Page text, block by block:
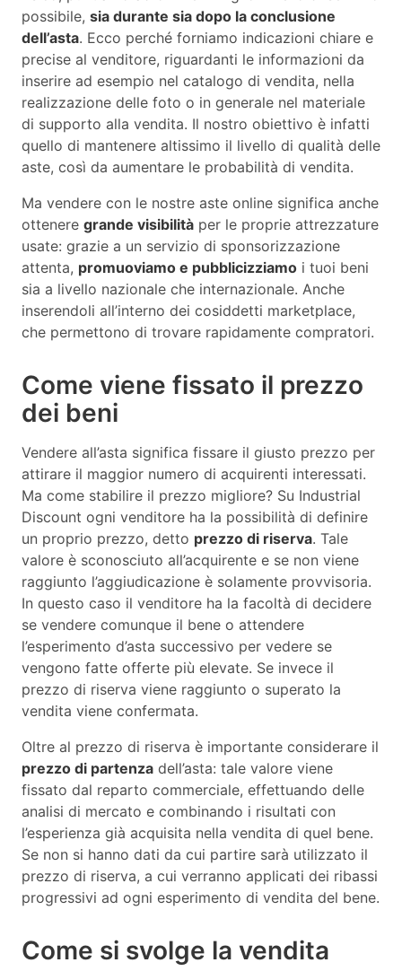
possibile, sia durante sia dopo la conclusione
dell’asta. Ecco perché forniamo indicazioni chiare e
precise al venditore, riguardanti le informazioni da
inserire ad esempio nel catalogo di vendita, nella
realizzazione delle foto o in generale nel materiale
di supporto alla vendita. Il nostro obiettivo è infatti
quello di mantenere altissimo il livello di qualità delle
aste, così da aumentare le probabilità di vendita.
Ma vendere con le nostre aste online significa anche
ottenere grande visibilità per le proprie attrezzature
usate: grazie a un servizio di sponsorizzazione
attenta, promuoviamo e pubblicizziamo i tuoi beni
sia a livello nazionale che internazionale. Anche
inserendoli all’interno dei cosiddetti marketplace,
che permettono di trovare rapidamente compratori.
Come viene fissato il prezzo
dei beni
Vendere all’asta significa fissare il giusto prezzo per
attirare il maggior numero di acquirenti interessati.
Ma come stabilire il prezzo migliore? Su Industrial
Discount ogni venditore ha la possibilità di definire
un proprio prezzo, detto prezzo di riserva. Tale
valore è sconosciuto all’acquirente e se non viene
raggiunto l’aggiudicazione è solamente provvisoria.
In questo caso il venditore ha la facoltà di decidere
se vendere comunque il bene o attendere
l’esperimento d’asta successivo per vedere se
vengono fatte offerte più elevate. Se invece il
prezzo di riserva viene raggiunto o superato la
vendita viene confermata.
Oltre al prezzo di riserva è importante considerare il
prezzo di partenza dell’asta: tale valore viene
fissato dal reparto commerciale, effettuando delle
analisi di mercato e combinando i risultati con
l’esperienza già acquisita nella vendita di quel bene.
Se non si hanno dati da cui partire sarà utilizzato il
prezzo di riserva, a cui verranno applicati dei ribassi
progressivi ad ogni esperimento di vendita del bene.
Come si svolge la vendita